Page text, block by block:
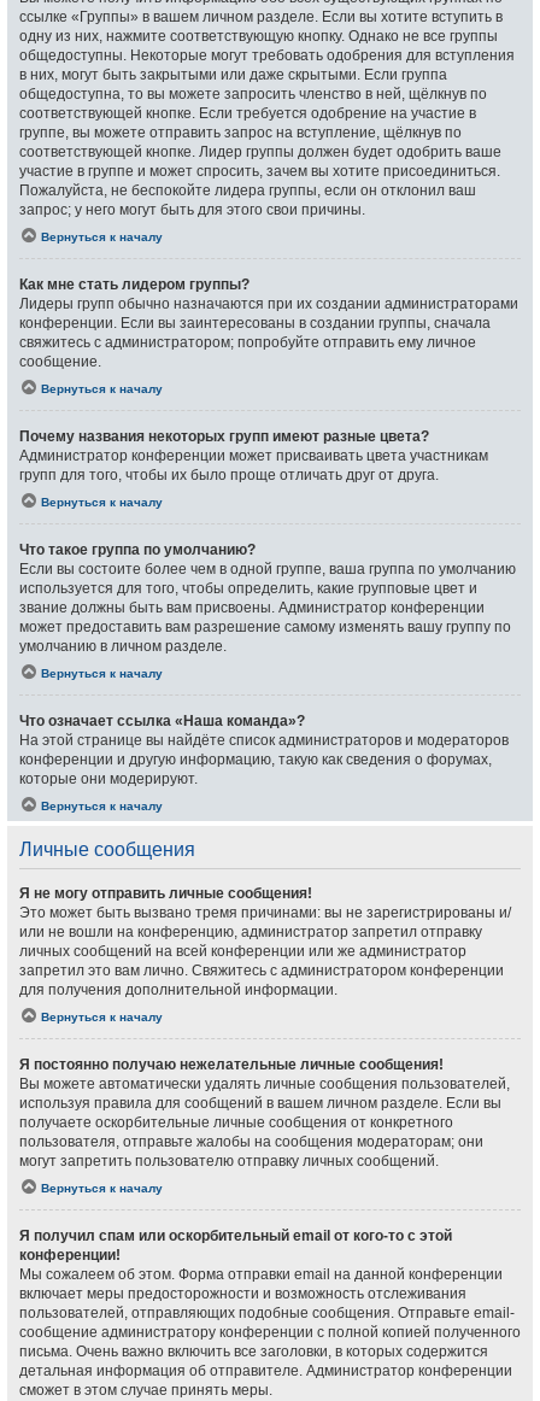
ссылке «Группы» в вашем личном разделе. Если вы хотите вступить в
одну из них, нажмите соответствующую кнопку. Однако не все группы
общедоступны. Некоторые могут требовать одобрения для вступления
в них, могут быть закрытыми или даже скрытыми. Если группа
общедоступна, то вы можете запросить членство в ней, щёлкнув по
соответствующей кнопке. Если требуется одобрение на участие в
группе, вы можете отправить запрос на вступление, щёлкнув по
соответствующей кнопке. Лидер группы должен будет одобрить ваше
участие в группе и может спросить, зачем вы хотите присоединиться.
Пожалуйста, не беспокойте лидера группы, если он отклонил ваш
запрос; у него могут быть для этого свои причины.
Вернуться к началу
Как мне стать лидером группы?
Лидеры групп обычно назначаются при их создании администраторами
конференции. Если вы заинтересованы в создании группы, сначала
свяжитесь с администратором; попробуйте отправить ему личное
сообщение.
Вернуться к началу
Почему названия некоторых групп имеют разные цвета?
Администратор конференции может присваивать цвета участникам
групп для того, чтобы их было проще отличать друг от друга.
Вернуться к началу
Что такое группа по умолчанию?
Если вы состоите более чем в одной группе, ваша группа по умолчанию
используется для того, чтобы определить, какие групповые цвет и
звание должны быть вам присвоены. Администратор конференции
может предоставить вам разрешение самому изменять вашу группу по
умолчанию в личном разделе.
Вернуться к началу
Что означает ссылка «Наша команда»?
На этой странице вы найдёте список администраторов и модераторов
конференции и другую информацию, такую как сведения о форумах,
которые они модерируют.
Вернуться к началу
Личные сообщения
Я не могу отправить личные сообщения!
Это может быть вызвано тремя причинами: вы не зарегистрированы и/
или не вошли на конференцию, администратор запретил отправку
личных сообщений на всей конференции или же администратор
запретил это вам лично. Свяжитесь с администратором конференции
для получения дополнительной информации.
Вернуться к началу
Я постоянно получаю нежелательные личные сообщения!
Вы можете автоматически удалять личные сообщения пользователей,
используя правила для сообщений в вашем личном разделе. Если вы
получаете оскорбительные личные сообщения от конкретного
пользователя, отправьте жалобы на сообщения модераторам; они
могут запретить пользователю отправку личных сообщений.
Вернуться к началу
Я получил спам или оскорбительный email от кого-то с этой
конференции!
Мы сожалеем об этом. Форма отправки email на данной конференции
включает меры предосторожности и возможность отслеживания
пользователей, отправляющих подобные сообщения. Отправьте email-
сообщение администратору конференции с полной копией полученного
письма. Очень важно включить все заголовки, в которых содержится
детальная информация об отправителе. Администратор конференции
сможет в этом случае принять меры.